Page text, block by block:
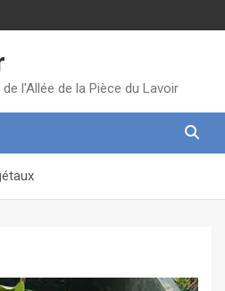
l'Allée de la Pièce du Lavoir